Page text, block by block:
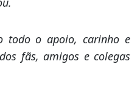
todo o apoio, carinho e
fãs, amigos e colegas